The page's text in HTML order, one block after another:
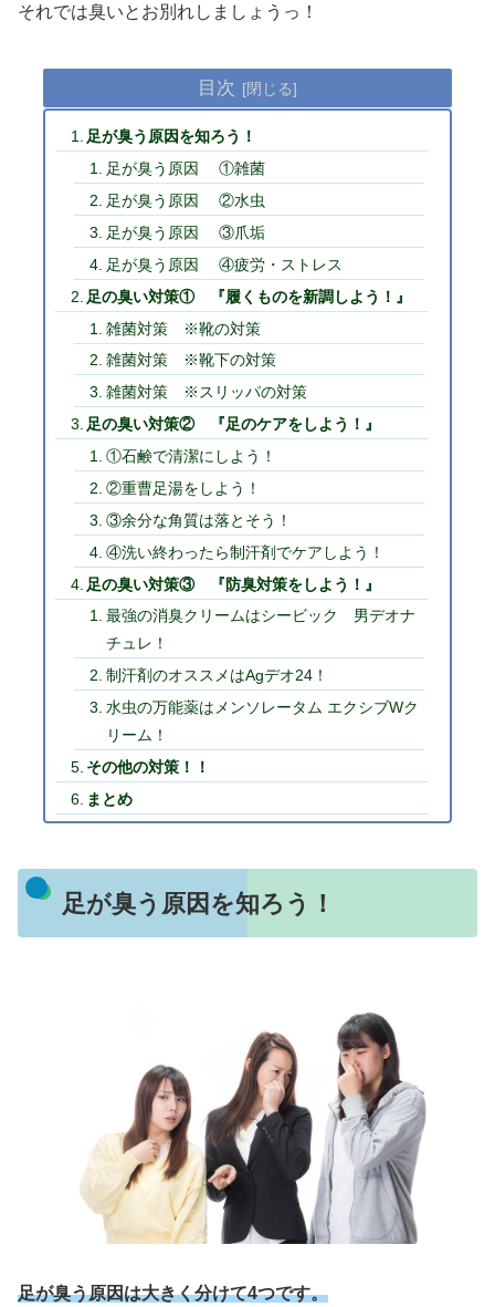
それでは臭いとお別れしましょうっ！
目次
足が臭う原因を知ろう！
足が臭う原因 ①雑菌
足が臭う原因 ②水虫
足が臭う原因 ③爪垢
足が臭う原因 ④疲労・ストレス
足の臭い対策① 『履くものを新調しよう！』
雑菌対策 ※靴の対策
雑菌対策 ※靴下の対策
雑菌対策 ※スリッパの対策
足の臭い対策② 『足のケアをしよう！』
①石鹸で清潔にしよう！
②重曹足湯をしよう！
③余分な角質は落とそう！
④洗い終わったら制汗剤でケアしよう！
足の臭い対策③ 『防臭対策をしよう！』
最強の消臭クリームはシービック 男デオナ
チュレ！
制汗剤のオススメはAgデオ24！
水虫の万能薬はメンソレータム エクシブWク
リーム！
その他の対策！！
まとめ
足が臭う原因を知ろう！
足が臭う原因は大きく分けて4つです。